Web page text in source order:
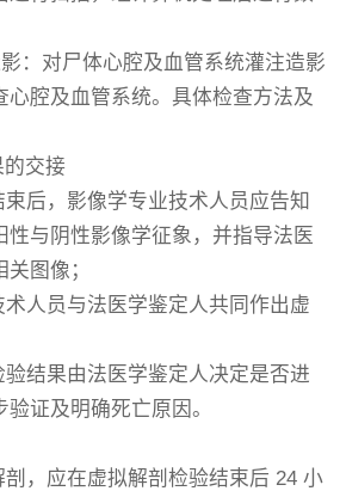
：对尸体心腔及血管系统灌注造影
心腔及血管系统。具体检查方法及
交接
后，影像学专业技术人员应告知
性与阴性影像学征象，并指导法医
图像；
人员与法医学鉴定人共同作出虚
结果由法医学鉴定人决定是否进
证及明确死亡原因。
，应在虚拟解剖检验结束后 24 小